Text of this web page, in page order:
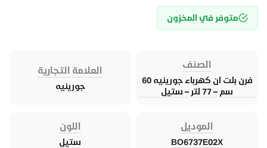
متوفر في المخزون
الصنف
فرن بلت ان كهرباء جورينيه 60
سم – 77 لتر – ستيل
العلامة التجارية
جورينيه
الموديل
BO6737E02X
اللون
ستيل